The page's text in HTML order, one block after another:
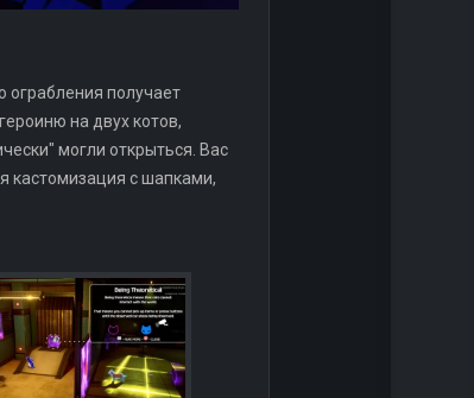
ограбления получает
на двух котов,
могли открыться. Вас
кастомизация с шапками,